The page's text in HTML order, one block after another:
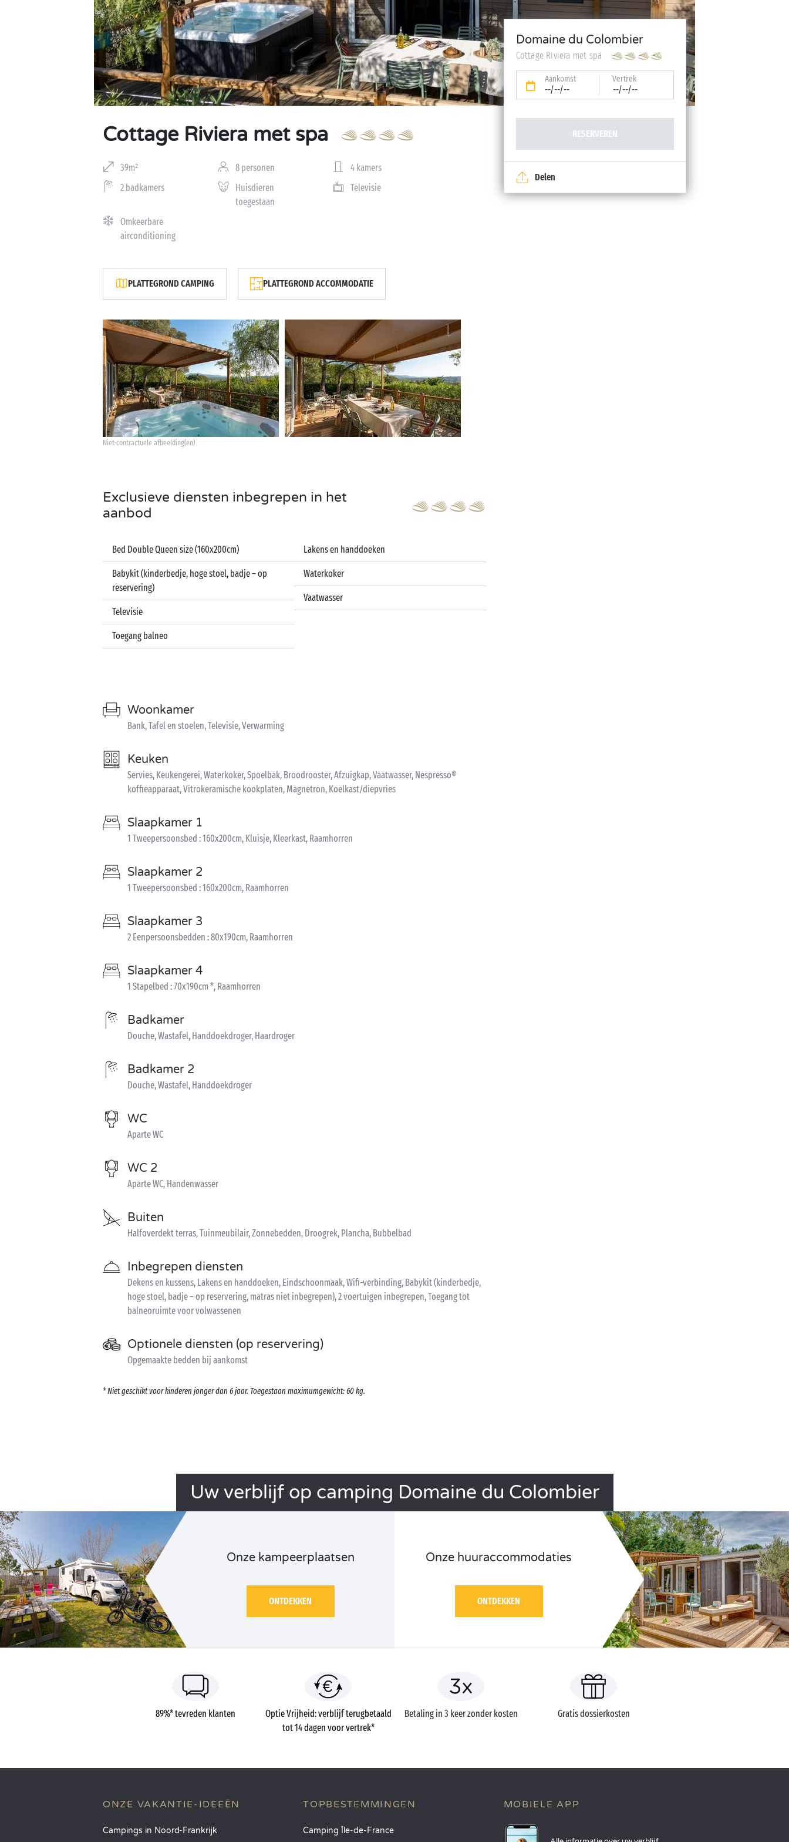
Cottage Riviera met spa
39m² 8 personen
4 kamers
2 badkamers
Huisdieren
toegestaan
Televisie
Omkeerbare
airconditioning
PLATTEGROND CAMPING PLATTEGROND ACCOMMODATIE
Niet-contractuele afbeelding(en)
Exclusieve diensten inbegrepen in het
aanbod
Bed Double Queen size (160x200cm)
Babykit (kinderbedje, hoge stoel, badje – op
reservering)
Televisie
Toegang balneo
Lakens en handdoeken
Waterkoker
Vaatwasser
Woonkamer
Bank, Tafel en stoelen, Televisie, Verwarming
Keuken
Servies, Keukengerei, Waterkoker, Spoelbak, Broodrooster, Afzuigkap, Vaatwasser, Nespresso®
koffieapparaat, Vitrokeramische kookplaten, Magnetron, Koelkast/diepvries
Slaapkamer 1
1 Tweepersoonsbed : 160x200cm, Kluisje, Kleerkast, Raamhorren
Slaapkamer 2
1 Tweepersoonsbed : 160x200cm, Raamhorren
Slaapkamer 3
2 Eenpersoonsbedden : 80x190cm, Raamhorren
Slaapkamer 4
1 Stapelbed : 70x190cm *, Raamhorren
Badkamer
Douche, Wastafel, Handdoekdroger, Haardroger
Badkamer 2
Douche, Wastafel, Handdoekdroger
WC
Aparte WC
WC 2
Aparte WC, Handenwasser
Buiten
Halfoverdekt terras, Tuinmeubilair, Zonnebedden, Droogrek, Plancha, Bubbelbad
Inbegrepen diensten
Dekens en kussens, Lakens en handdoeken, Eindschoonmaak, Wifi-verbinding, Babykit (kinderbedje,
hoge stoel, badje – op reservering, matras niet inbegrepen), 2 voertuigen inbegrepen, Toegang tot
balneoruimte voor volwassenen
Optionele diensten (op reservering)
Opgemaakte bedden bij aankomst
* Niet geschikt voor kinderen jonger dan 6 jaar. Toegestaan maximumgewicht: 60 kg.
Domaine du Colombier
Cottage Riviera met spa
Aankomst
--/--/--
Vertrek
--/--/--
RESERVEREN
Delen
Uw verblijf op camping Domaine du Colombier
Onze kampeerplaatsen
ONTDEKKEN
Onze huuraccommodaties
ONTDEKKEN
89%* tevreden klanten
Optie Vrijheid: verblijf terugbetaald
tot 14 dagen voor vertrek*
Betaling in 3 keer zonder kosten Gratis dossierkosten
ONZE VAKANTIE-IDEEËN
Campings in Noord-Frankrijk
TOPBESTEMMINGEN
Camping Île-de-France
MOBIELE APP